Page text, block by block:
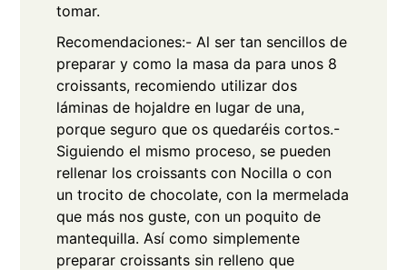
tomar.
Recomendaciones:- Al ser tan sencillos de
preparar y como la masa da para unos 8
croissants, recomiendo utilizar dos
láminas de hojaldre en lugar de una,
porque seguro que os quedaréis cortos.-
Siguiendo el mismo proceso, se pueden
rellenar los croissants con Nocilla o con
un trocito de chocolate, con la mermelada
que más nos guste, con un poquito de
mantequilla. Así como simplemente
preparar croissants sin relleno que